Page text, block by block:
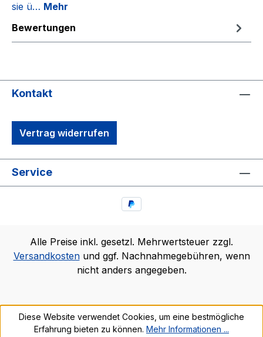
sie ü… Mehr
Bewertungen
Kontakt
Vertrag widerrufen
Service
Alle Preise inkl. gesetzl. Mehrwertsteuer zzgl.
Versandkostenund ggf. Nachnahmegebühren, wenn
nicht anders angegeben.
Diese Website verwendet Cookies, um eine bestmögliche
Erfahrung bieten zu können. Mehr Informationen ...